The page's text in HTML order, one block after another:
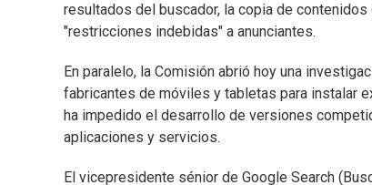
resultados del buscador, la copia de
"restricciones indebidas" a anunciantes.
En paralelo, la Comisión abrió hoy una
fabricantes de móviles y tabletas para instalar
ha impedido el desarrollo de versiones
aplicaciones y servicios.
El vicepresidente sénior de Google Search